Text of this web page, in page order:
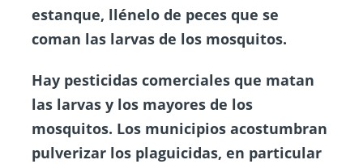
estanque, llénelo de peces que se
coman las larvas de los mosquitos.
Hay pesticidas comerciales que matan
las larvas y los mayores de los
mosquitos. Los municipios acostumbran
pulverizar los plaguicidas, en particular